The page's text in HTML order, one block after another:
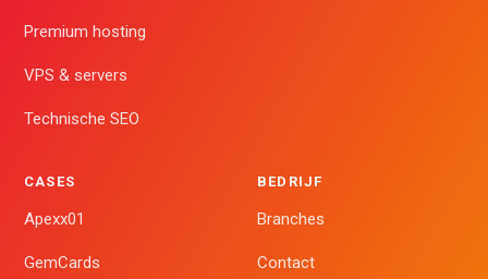
Premium hosting
VPS & servers
Technische SEO
CASES
Apexx01
GemCards
BEDRIJF
Branches
Contact